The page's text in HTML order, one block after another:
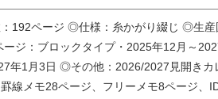
192ページ ◎仕様：糸かがり綴じ ◎生産
ジ：ブロックタイプ・2025年12月～
年1月3日 ◎その他：2026/2027見開き
罫線メモ28ページ、フリーメモ8ページ、